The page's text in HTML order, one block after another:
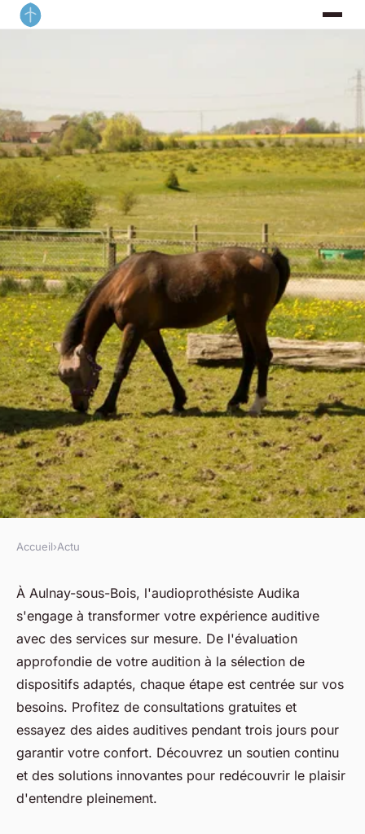
Audioprothésiste à aulnay-
sous-bois : services sur
mesure pour votre audition
fabienne•8 avril 2025 •7 min de lecture
Accueil›Actu
À Aulnay-sous-Bois, l'audioprothésiste Audika
s'engage à transformer votre expérience auditive
avec des services sur mesure. De l'évaluation
approfondie de votre audition à la sélection de
dispositifs adaptés, chaque étape est centrée sur vos
besoins. Profitez de consultations gratuites et
essayez des aides auditives pendant trois jours pour
garantir votre confort. Découvrez un soutien continu
et des solutions innovantes pour redécouvrir le plaisir
d'entendre pleinement.